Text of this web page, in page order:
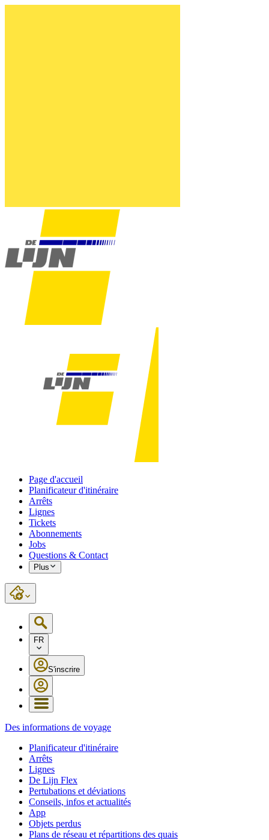
Page d'accueil
Planificateur d'itinéraire
Arrêts
Lignes
Tickets
Abonnements
Jobs
Questions & Contact
Plus
FR
S'inscrire
Des informations de voyage
Planificateur d'itinéraire
Arrêts
Lignes
De Lijn Flex
Pertubations et déviations
Conseils, infos et actualités
App
Objets perdus
Plans de réseau et répartitions des quais